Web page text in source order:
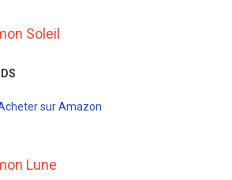
Soleil
sur Amazon
Lune